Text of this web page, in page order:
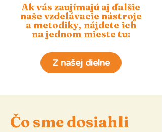
Ak vás zaujímajú aj ďalšie
naše vzdelávacie nástroje
a metodiky, nájdete ich
na jednom mieste tu:
Z našej dielne
Čo sme dosiahli